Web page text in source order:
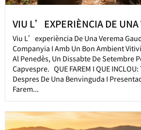
VIU L’EXPERIÈNCIA DE UNA
Viu L’experiència De Una Verema
Companyia I Amb Un Bon Ambient
Al Penedès, Un Dissabte De Setembre
Capvespre. QUE FAREM I QUE
Despres De Una Benvinguda I
Farem...